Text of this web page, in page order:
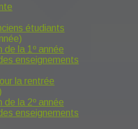
étudiants
de la 1º année
enseignements
la rentrée
de la 2º année
enseignements